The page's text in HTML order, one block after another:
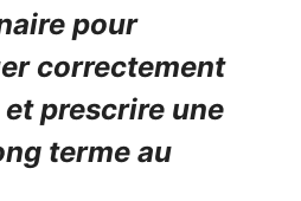
pour
correctement
prescrire une
terme au